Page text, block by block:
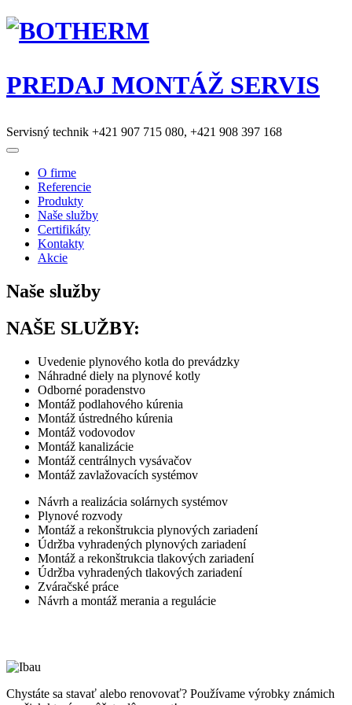
PREDAJ MONTÁŽ SERVIS
Servisný technik +421 907 715 080, +421 908 397 168
O firme
Referencie
Produkty
Naše služby
Certifikáty
Kontakty
Akcie
Naše služby
NAŠE SLUŽBY:
Uvedenie plynového kotla do prevádzky
Náhradné diely na plynové kotly
Odborné poradenstvo
Montáž podlahového kúrenia
Montáž ústredného kúrenia
Montáž vodovodov
Montáž kanalizácie
Montáž centrálnych vysávačov
Montáž zavlažovacích systémov
Návrh a realizácia solárnych systémov
Plynové rozvody
Montáž a rekonštrukcia plynových zariadení
Údržba vyhradených plynových zariadení
Montáž a rekonštrukcia tlakových zariadení
Údržba vyhradených tlakových zariadení
Zváračské práce
Návrh a montáž merania a regulácie
Chystáte sa stavať alebo renovovať? Používame výrobky známich